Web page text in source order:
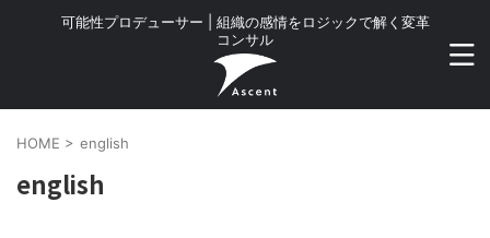
可能性プロデューサー | 組織の感情をロジックで解く変革
コンサル
HOME > english
english